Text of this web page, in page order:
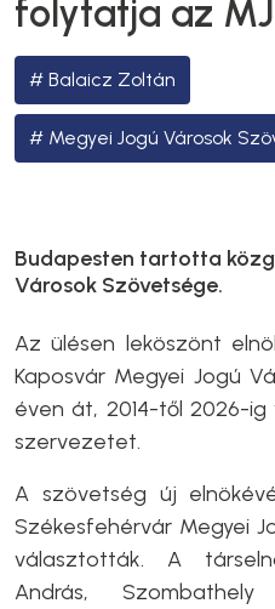
folytatja az
Balaicz Zoltán
Megyei Jogú Városok
Budapesten tartotta
Városok Szövetsége.
Az ülésen leköszönt
Kaposvár Megyei Jogú
éven át, 2014-től 2026-
szervezetet.
A szövetség új
Székesfehérvár Megyei
választották. A
András,